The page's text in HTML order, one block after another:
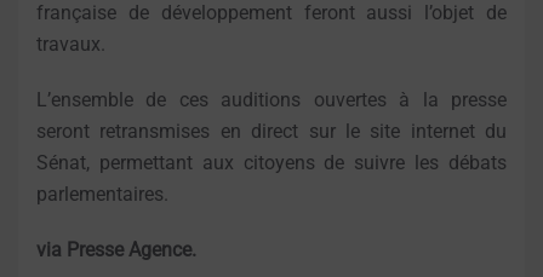
française de développement feront aussi l’objet de
travaux.
L’ensemble de ces auditions ouvertes à la presse
seront retransmises en direct sur le site internet du
Sénat, permettant aux citoyens de suivre les débats
parlementaires.
via Presse Agence.